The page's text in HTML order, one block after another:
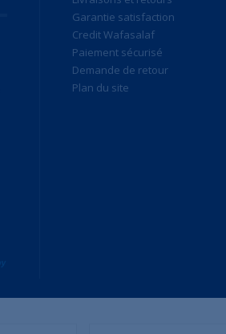
Garantie satisfaction
Credit Wafasalaf
Paiement sécurisé
Demande de retour
Plan du site